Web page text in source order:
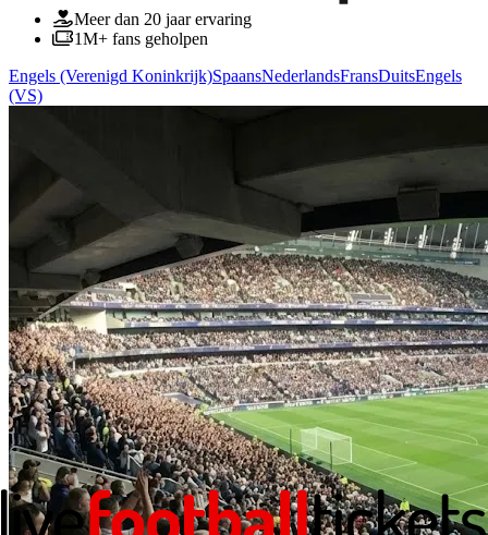
Meer dan 20 jaar ervaring
1M+ fans geholpen
Engels (Verenigd Koninkrijk)SpaansNederlandsFransDuitsEngels
(VS)